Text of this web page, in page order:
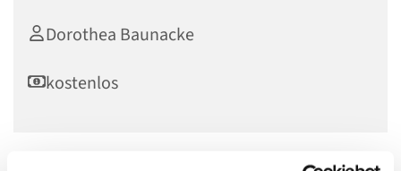
Dorothea Baunacke
kostenlos